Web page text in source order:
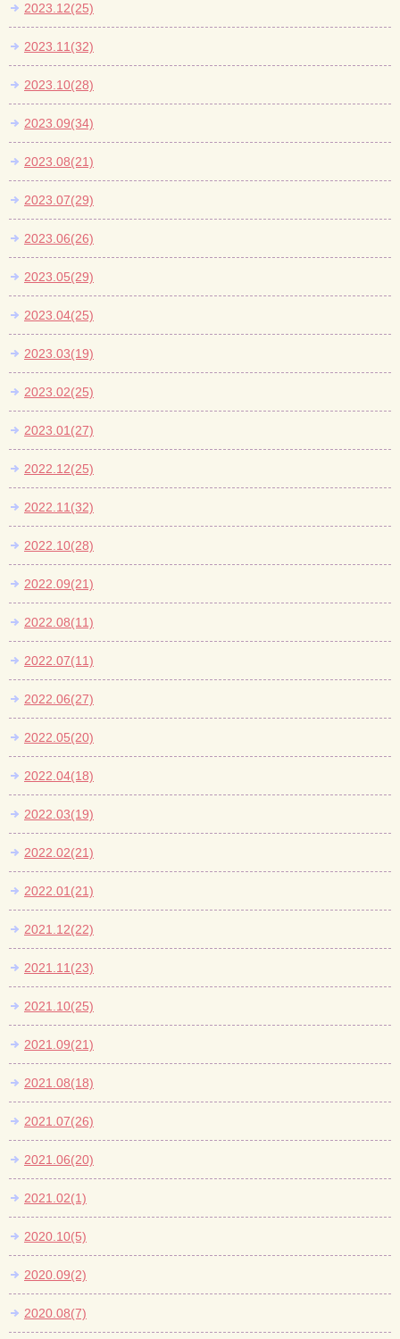
2023.12(25)
2023.11(32)
2023.10(28)
2023.09(34)
2023.08(21)
2023.07(29)
2023.06(26)
2023.05(29)
2023.04(25)
2023.03(19)
2023.02(25)
2023.01(27)
2022.12(25)
2022.11(32)
2022.10(28)
2022.09(21)
2022.08(11)
2022.07(11)
2022.06(27)
2022.05(20)
2022.04(18)
2022.03(19)
2022.02(21)
2022.01(21)
2021.12(22)
2021.11(23)
2021.10(25)
2021.09(21)
2021.08(18)
2021.07(26)
2021.06(20)
2021.02(1)
2020.10(5)
2020.09(2)
2020.08(7)